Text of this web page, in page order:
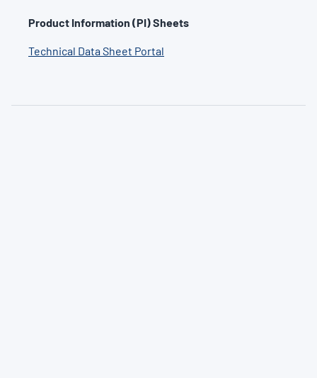
Product Information (PI) Sheets
Technical Data Sheet Portal